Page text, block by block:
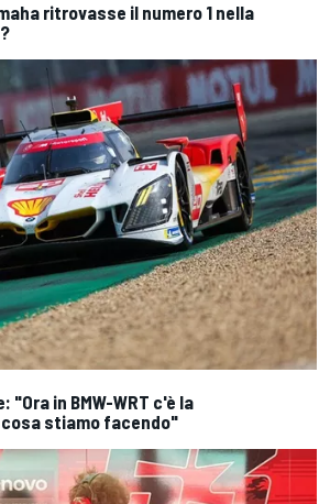
ritrovasse il numero 1 nella
"Ora in BMW-WRT c'è la
stiamo facendo"